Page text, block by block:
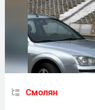
Смолян